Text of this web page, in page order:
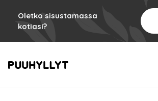
Oletko sisustamassa
kotiasi?